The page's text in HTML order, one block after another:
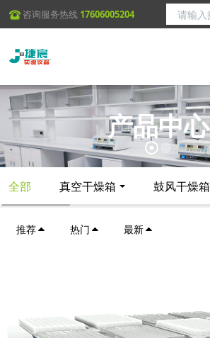
咨询服务热线 17606005204
产品中心
全部 真空干燥箱 鼓风干燥箱
推荐 热门 最新